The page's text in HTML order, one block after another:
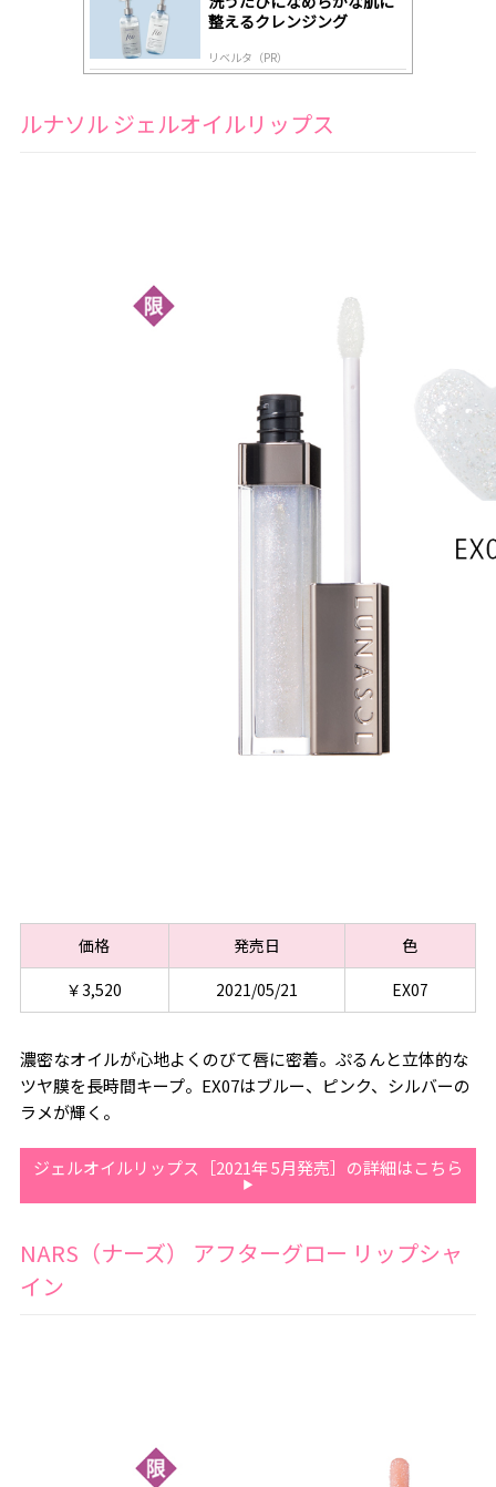
整えるクレンジング
リベルタ（PR）
ルナソル ジェルオイルリップス
価格 発売日
色
￥3,520
2021/05/21 EX07
濃密なオイルが心地よくのびて唇に密着。ぷるんと立体的な
ツヤ膜を長時間キープ。EX07はブルー、ピンク、シルバーの
ラメが輝く。
ジェルオイルリップス［2021年 5月発売］の詳細はこちら
NARS（ナーズ） アフターグロー リップシャ
イン